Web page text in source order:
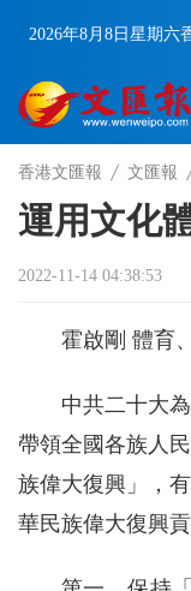
2026年8月8日 星期六
香港文匯報 文匯報
運用文化
2022-11-14 04:38:53
霍啟剛 體育
中共二十大
帶領全國各族人
族偉大復興」，
華民族偉大復興